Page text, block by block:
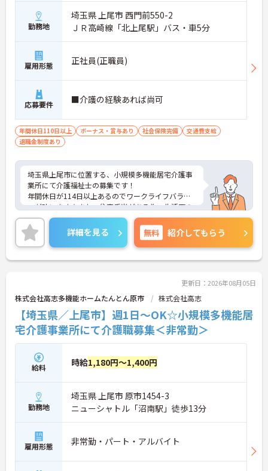
【安心の高待遇と福利厚生】
・処遇改善手当を毎月および半期末手当として全額
・結婚・出生・入学のお祝い金やヘルスチェック補
助など独自の福利厚生制度を用意
【資格を活かせるキャリアアップ環境】
・公的資格取得や自己啓発支援制度を活用しスキル
アップが可能
ンを用意
・髪色やネイルなどが自由で個性を大切にできる社
風
勤務地
埼玉県 上尾市 西門前550-2
ＪＲ高崎線「北上尾駅」バス・車5分
雇用形態 正社員(正職員)
応募要件 ■介護の経験あれば尚可
年間休日110日以上 ボーナス・賞与あり 社会保険完備
交通費支給
退職金制度あり
埼玉県上尾市に位置する、小規模多機能居宅介護事
業所にて介護福祉士の募集です！
年間休日が114日以上あるのでワークライフバラン
スが叶います☆また、住宅手当がある為、生活面の
負担を軽減し、安心して長く勤務していただけます
◎
ご興味のある方には、面接対策ポイントなど、さら
に詳細をお話しいたしますのでお気軽にご相談くだ
さい！
詳細を見る 無料 紹介してもらう
更新日：2026年08月05日
株式会社高志多機能ホームたんとん原市 株式会社高志
【埼玉県／上尾市】週1日～OK☆小規模多機能居
宅介護事業所にて介護職募集＜非常勤＞
給料 時給1,180円～1,400円
勤務地
埼玉県 上尾市 原市1454-3
ニューシャトル「沼南駅」徒歩13分
雇用形態 非常勤・パート・アルバイト